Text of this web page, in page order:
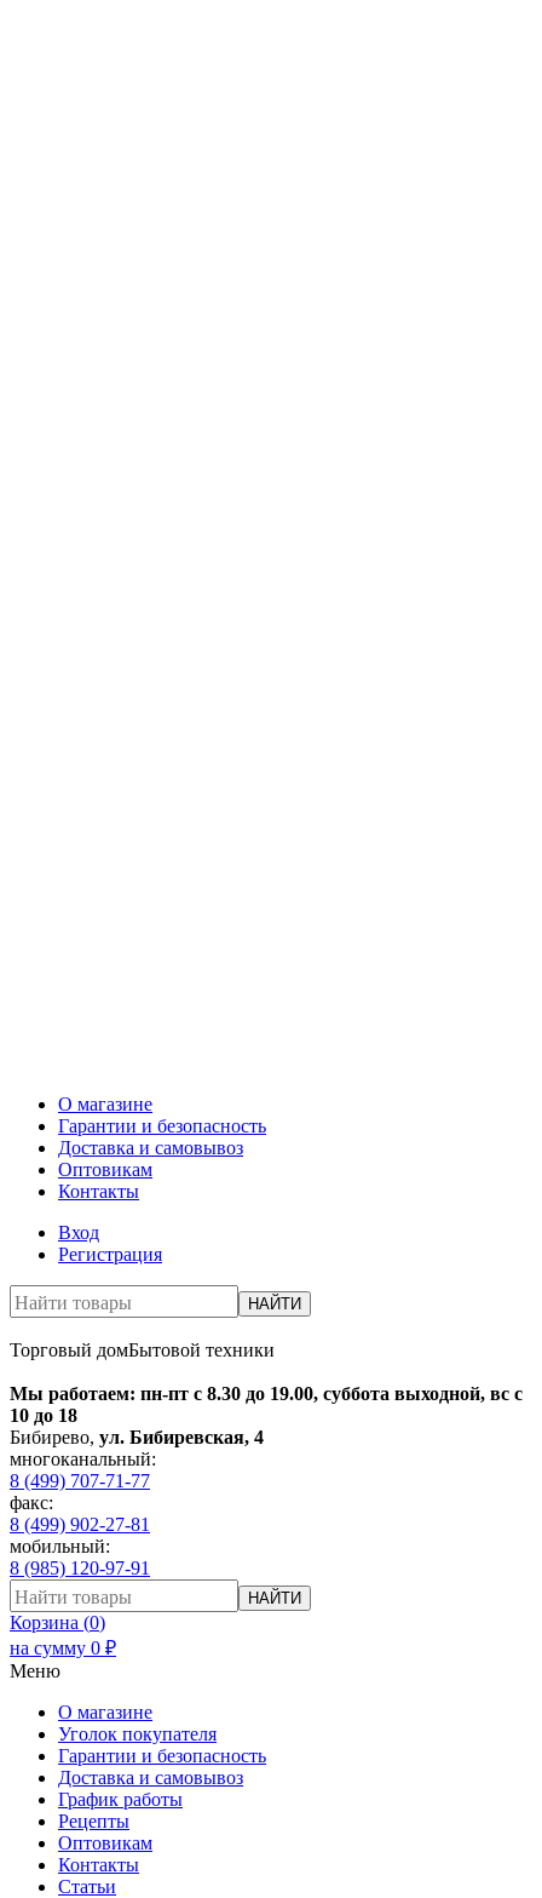
О магазине
Гарантии и безопасность
Доставка и самовывоз
Оптовикам
Контакты
Вход
Регистрация
НАЙТИ
Торговый домБытовой техники
Мы работаем: пн-пт с 8.30 до 19.00, суббота выходной, вс с
10 до 18
Бибирево, ул. Бибиревская, 4
многоканальный:
8 (499) 707-71-77
факс:
8 (499) 902-27-81
мобильный:
8 (985) 120-97-91
НАЙТИ
Корзина (0)
на сумму 0 ₽
Меню
О магазине
Уголок покупателя
Гарантии и безопасность
Доставка и самовывоз
График работы
Рецепты
Оптовикам
Контакты
Статьи